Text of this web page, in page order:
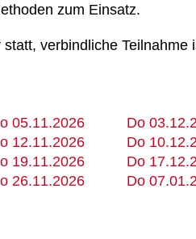
zum Einsatz.
verbindliche Teilnahme
05.11.2026
12.11.2026
19.11.2026
26.11.2026
Do
Do
Do
Do